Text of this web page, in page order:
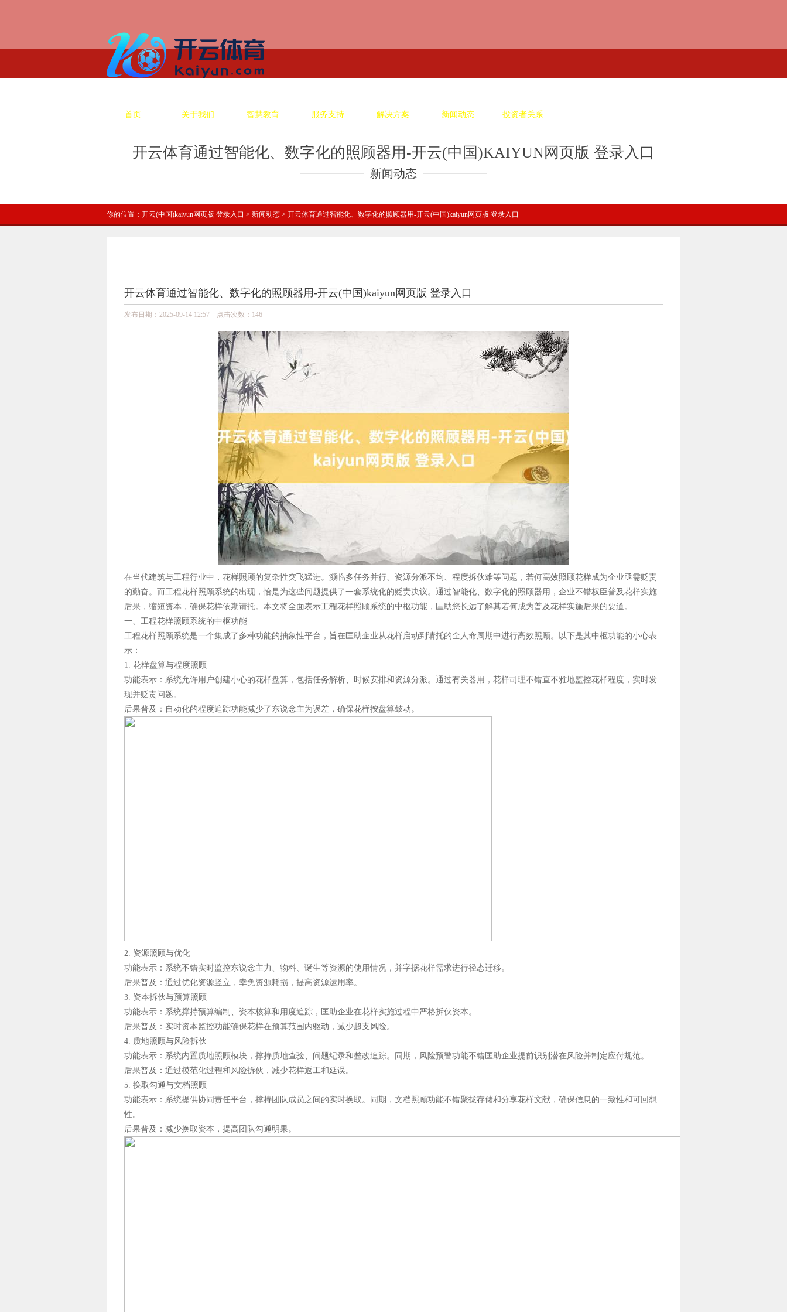
首页 关于我们 智慧教育 服务支持 解决方案 新闻动态 投资者关系
开云体育通过智能化、数字化的照顾器用-开云(中国)KAIYUN网页版 登录入口
新闻动态
你的位置： 开云(中国)kaiyun网页版 登录入口 > 新闻动态 > 开云体育通过智能化、数字化的照顾器用-开云(中国)kaiyun网页版 登录入口
开云体育通过智能化、数字化的照顾器用-开云(中国)kaiyun网页版 登录入口
发布日期：2025-09-14 12:57 点击次数：146
在当代建筑与工程行业中，花样照顾的复杂性突飞猛进。濒临多任务并行、资源分派不均、程度拆伙难等问题，若何高效照顾花样成为企业亟需贬责
的勤奋。而工程花样照顾系统的出现，恰是为这些问题提供了一套系统化的贬责决议。通过智能化、数字化的照顾器用，企业不错权臣普及花样实施
后果，缩短资本，确保花样依期请托。本文将全面表示工程花样照顾系统的中枢功能，匡助您长远了解其若何成为普及花样实施后果的要道。
一、工程花样照顾系统的中枢功能
工程花样照顾系统是一个集成了多种功能的抽象性平台，旨在匡助企业从花样启动到请托的全人命周期中进行高效照顾。以下是其中枢功能的小心表
示：
1. 花样盘算与程度照顾
功能表示：系统允许用户创建小心的花样盘算，包括任务解析、时候安排和资源分派。通过有关器用，花样司理不错直不雅地监控花样程度，实时发
现并贬责问题。
后果普及：自动化的程度追踪功能减少了东说念主为误差，确保花样按盘算鼓动。
2. 资源照顾与优化
功能表示：系统不错实时监控东说念主力、物料、诞生等资源的使用情况，并字据花样需求进行径态迁移。
后果普及：通过优化资源竖立，幸免资源耗损，提高资源运用率。
3. 资本拆伙与预算照顾
功能表示：系统撑持预算编制、资本核算和用度追踪，匡助企业在花样实施过程中严格拆伙资本。
后果普及：实时资本监控功能确保花样在预算范围内驱动，减少超支风险。
4. 质地照顾与风险拆伙
功能表示：系统内置质地照顾模块，撑持质地查验、问题纪录和整改追踪。同期，风险预警功能不错匡助企业提前识别潜在风险并制定应付规范。
后果普及：通过模范化过程和风险拆伙，减少花样返工和延误。
5. 换取勾通与文档照顾
功能表示：系统提供协同责任平台，撑持团队成员之间的实时换取。同期，文档照顾功能不错聚拢存储和分享花样文献，确保信息的一致性和可回想
性。
后果普及：减少换取资本，提高团队勾通明果。